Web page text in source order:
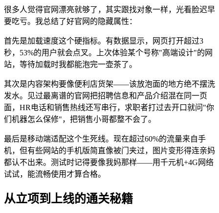
很多人觉得官网漂亮就够了，其实跟找对象一样，光看脸迟早
要吃亏。我总结了好官网的隐藏属性：
首先是加载速度这个硬指标。有数据显示，网页打开超过3
秒，53%的用户就会点叉。上次体验某个号称"高端设计"的网
站，等待加载时我都能泡完一壶茶了。
其次是内容架构要像便利店货架——该放泡面的地方绝不摆洗
发水。见过最离谱的官网把招聘信息和产品介绍混在同一页
面，HR电话和销售热线还写串行，求职者打过去开口就问"你
们机器怎么保修"，把销售小哥都整不会了。
最后是移动端适配这个生死线。现在超过60%的流量来自手
机，但有些网站的手机版简直像被门夹过，图片变形得连亲妈
都认不出来。测试时记得要像我妈那样——用千元机+4G网络
试试，能流畅使用才算合格。
从立项到上线的通关秘籍